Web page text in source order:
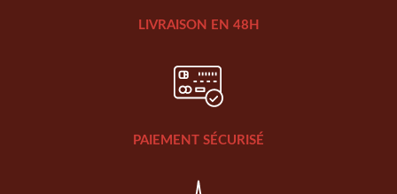
LIVRAISON EN 48H
PAIEMENT SÉCURISÉ